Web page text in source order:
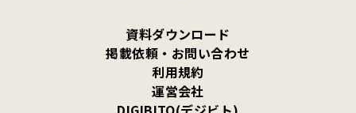
資料ダウンロード
掲載依頼・お問い合わせ
利用規約
運営会社